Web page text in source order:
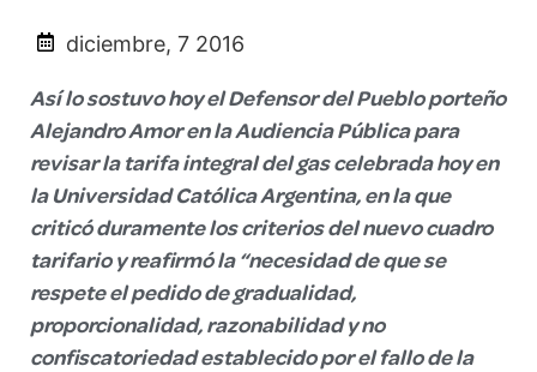
diciembre, 7 2016
Así lo sostuvo hoy el Defensor del Pueblo porteño
Alejandro Amor en la Audiencia Pública para
revisar la tarifa integral del gas celebrada hoy en
la Universidad Católica Argentina, en la que
criticó duramente los criterios del nuevo cuadro
tarifario y reafirmó la “necesidad de que se
respete el pedido de gradualidad,
proporcionalidad, razonabilidad y no
confiscatoriedad establecido por el fallo de la